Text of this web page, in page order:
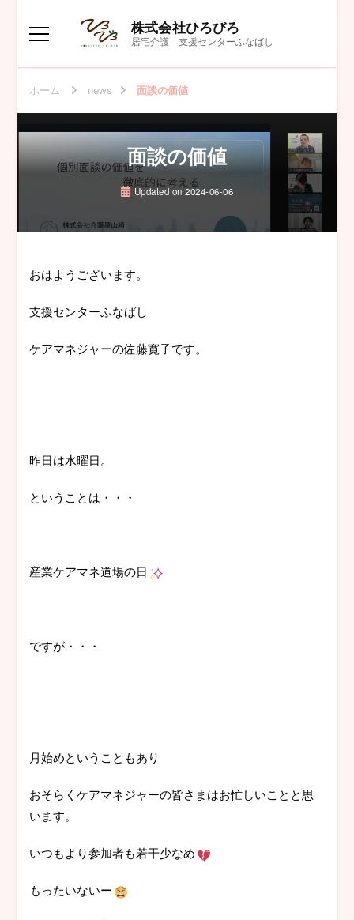
株式会社ひろびろ
居宅介護 支援センターふなばし
ホーム news 面談の価値
面談の価値
Updated on2024-06-06
おはようございます。
支援センターふなばし
ケアマネジャーの佐藤寛子です。
昨日は水曜日。
ということは・・・
産業ケアマネ道場の日
ですが・・・
月始めということもあり
おそらくケアマネジャーの皆さまはお忙しいことと思
います。
いつもより参加者も若干少なめ
もったいないー